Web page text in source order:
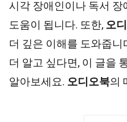
시각 장애인이나 독서
도움이 됩니다. 또한, 오
더 깊은 이해를 도와줍니
더 알고 싶다면, 이 글을
알아보세요. 오디오북의